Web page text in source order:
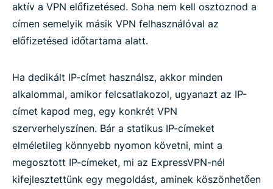
Kompatibilitás az eszközökkel és platformokkal
Windows, Mac és Linux rendszereken
Neked való a dedikált IP-cím?
Miért érdemes a bizalmadra az ExpressVPN
szolgáltatása
aktív a VPN előfizetésed. Soha nem kell osztoznod a
címen semelyik másik VPN felhasználóval az
előfizetésed időtartama alatt.
Ha dedikált IP-címet használsz, akkor minden
alkalommal, amikor felcsatlakozol, ugyanazt az IP-
címet kapod meg, egy konkrét VPN
szerverhelyszínen. Bár a statikus IP-címeket
elméletileg könnyebb nyomon követni, mint a
megosztott IP-címeket, mi az ExpressVPN-nél
kifejlesztettünk egy megoldást, aminek köszönhetően